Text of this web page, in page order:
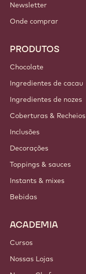
Newsletter
Onde comprar
PRODUTOS
Chocolate
Ingredientes de cacau
Ingredientes de nozes
Coberturas & Recheios
Inclusões
Decorações
Toppings & sauces
Instants & mixes
Bebidas
ACADEMIA
Cursos
Nossas Lojas